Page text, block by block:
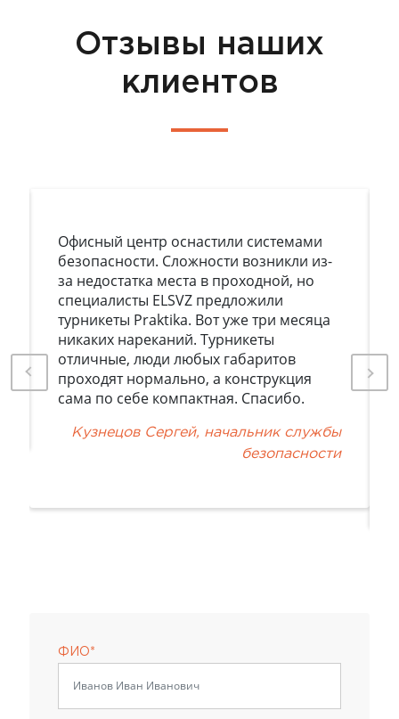
Отзывы наших
клиентов
Офисный центр оснастили системами
безопасности. Сложности возникли из-
за недостатка места в проходной, но
специалисты ELSVZ предложили
турникеты Praktika. Вот уже три месяца
никаких нареканий. Турникеты
отличные, люди любых габаритов
проходят нормально, а конструкция
сама по себе компактная. Спасибо.
Кузнецов Сергей, начальник службы
безопасности
ФИО*